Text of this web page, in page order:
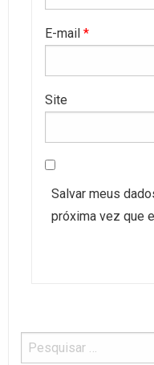
E-mail *
Site
Salvar meus
próxima vez que